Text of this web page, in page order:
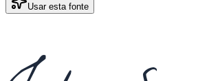
Usar esta fonte